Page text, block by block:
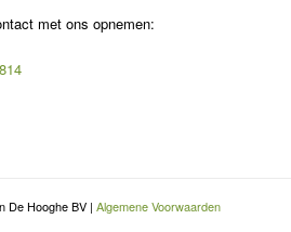
met ons opnemen:
De Hooghe BV | Algemene Voorwaarden